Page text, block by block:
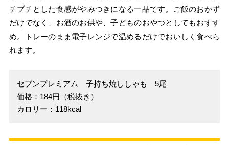
チプチとした食感がやみつきになる一品です。ご飯のおかず
だけでなく、お酒のお供や、子どものおやつとしてもおすす
め。トレーのまま電子レンジで温めるだけでおいしく食べら
れます。
セブンプレミアム 子持ち焼ししゃも 5尾
価格：184円（税抜き）
カロリー：118kcal